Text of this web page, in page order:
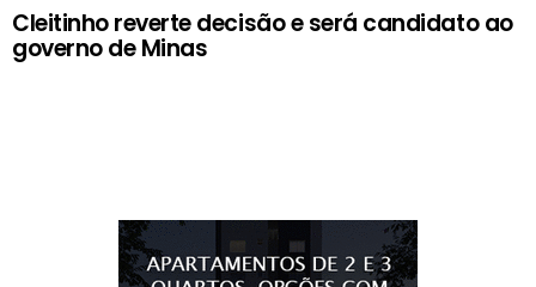
Cleitinho reverte decisão e será candidato ao
governo de Minas